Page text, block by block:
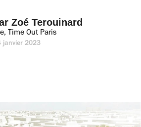
Zoé Terouinard
Time Out Paris
janvier 2023